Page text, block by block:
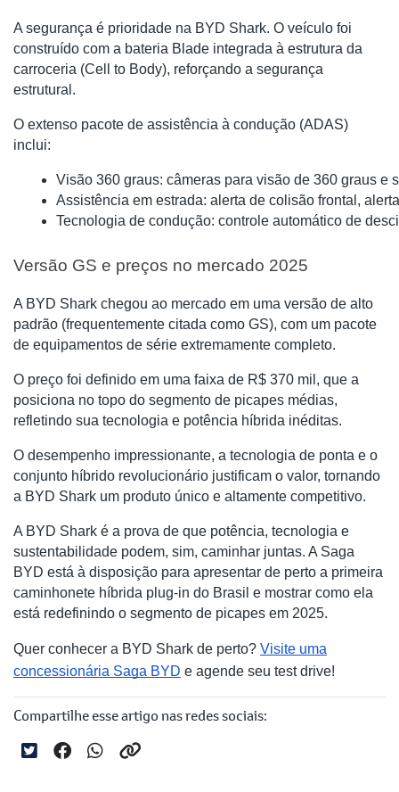
A segurança é prioridade na BYD Shark. O veículo foi
construído com a bateria Blade integrada à estrutura da
carroceria (Cell to Body), reforçando a segurança
estrutural.
O extenso pacote de assistência à condução (ADAS)
inclui:
Visão 360 graus: câmeras para visão de 360 graus e
Assistência em estrada: alerta de colisão frontal,
Tecnologia de condução: controle automático de
Versão GS e preços no mercado 2025
A BYD Shark chegou ao mercado em uma versão de alto
padrão (frequentemente citada como GS), com um pacote
de equipamentos de série extremamente completo.
O preço foi definido em uma faixa de R$ 370 mil, que a
posiciona no topo do segmento de picapes médias,
refletindo sua tecnologia e potência híbrida inéditas.
O desempenho impressionante, a tecnologia de ponta e o
conjunto híbrido revolucionário justificam o valor, tornando
a BYD Shark um produto único e altamente competitivo.
A BYD Shark é a prova de que potência, tecnologia e
sustentabilidade podem, sim, caminhar juntas. A Saga
BYD está à disposição para apresentar de perto a primeira
caminhonete híbrida plug-in do Brasil e mostrar como ela
está redefinindo o segmento de picapes em 2025.
Quer conhecer a BYD Shark de perto? Visite uma
concessionária Saga BYD e agende seu test drive!
Compartilhe esse artigo nas redes sociais: